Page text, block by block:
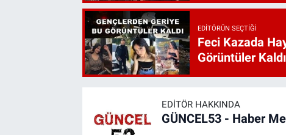
EDITÖRÜN SEÇTIĞI
Feci Kazada
Görüntüler Kaldı
EDITÖR HAKKINDA
GÜNCEL53 - Haber